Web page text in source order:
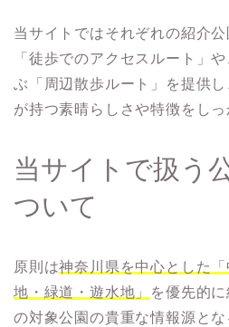
当サイトではそれぞれの紹介
「徒歩でのアクセスルート」
ぶ「周辺散歩ルート」を提供し
が持つ素晴らしさや特徴をしっ
当サイトで扱う
ついて
原則は神奈川県を中心とした
地・緑道・遊水地」
を優先的
の対象公園の貴重な情報源とな